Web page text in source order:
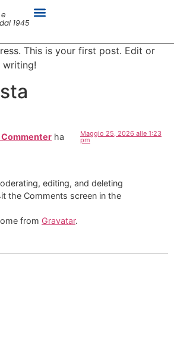
1945
This is your first post. Edit or
Commenter ha
Maggio 25, 2026 alle 1:23
pm
editing, and deleting
the Comments screen in the
from Gravatar.